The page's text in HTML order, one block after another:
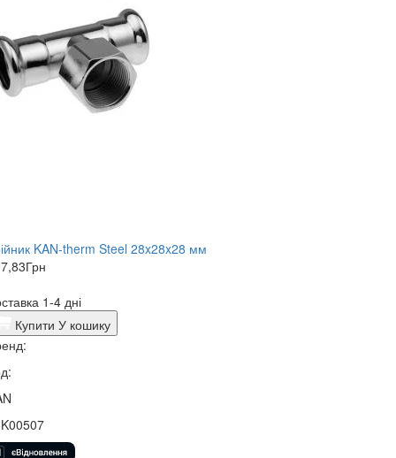
KAN-therm Steel 28x28x28 мм
Грн
1-4 дні
Купити У кошику